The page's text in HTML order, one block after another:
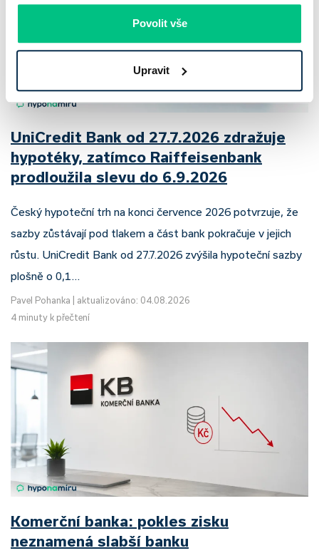
Povolit vše
Upravit
UniCredit Bank od 27.7.2026 zdražuje
hypotéky, zatímco Raiffeisenbank
prodloužila slevu do 6.9.2026
Český hypoteční trh na konci července 2026 potvrzuje, že
sazby zůstávají pod tlakem a část bank pokračuje v jejich
růstu. UniCredit Bank od 27.7.2026 zvýšila hypoteční sazby
plošně o 0,1…
Pavel Pohanka
aktualizováno: 04.08.2026
4 minuty k přečtení
Komerční banka: pokles zisku
neznamená slabší banku